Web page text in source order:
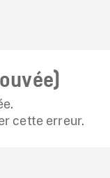
cette erreur.